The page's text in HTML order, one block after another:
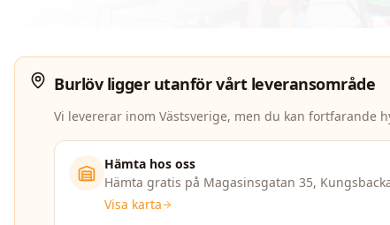
Burlövligger utanför vårt leveransområde
Vi levererar inom Västsverige, men du kan fortfarande
Hämta hos oss
Hämta gratis på Magasinsgatan 35,
Visa karta